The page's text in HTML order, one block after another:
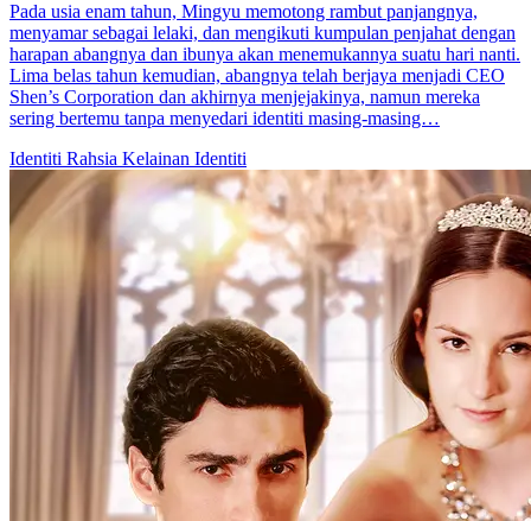
Pada usia enam tahun, Mingyu memotong rambut panjangnya,
menyamar sebagai lelaki, dan mengikuti kumpulan penjahat dengan
harapan abangnya dan ibunya akan menemukannya suatu hari nanti.
Lima belas tahun kemudian, abangnya telah berjaya menjadi CEO
Shen’s Corporation dan akhirnya menjejakinya, namun mereka
sering bertemu tanpa menyedari identiti masing-masing…
Identiti Rahsia Kelainan Identiti